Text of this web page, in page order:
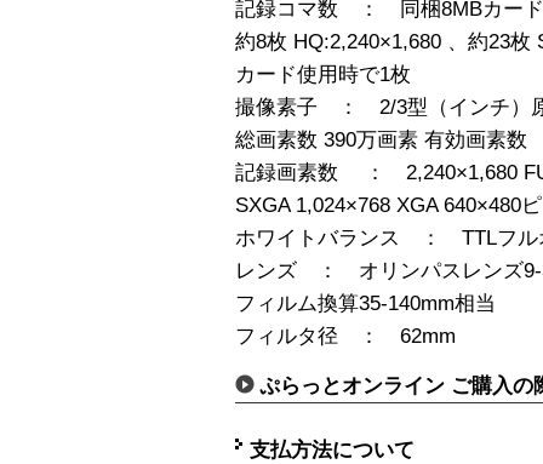
記録コマ数 ： 同梱8MBカード
約8枚 HQ:2,240×1,680 、約23
カード使用時で1枚
撮像素子 ： 2/3型（インチ）
総画素数 390万画素 有効画素数
記録画素数 ： 2,240×1,680
SXGA 1,024×768 XGA 640×480
ホワイトバランス ： TTLフル
レンズ ： オリンパスレンズ9-
フィルム換算35-140mm相当
フィルタ径 ： 62mm
ぷらっとオンライン ご購入の
支払方法について